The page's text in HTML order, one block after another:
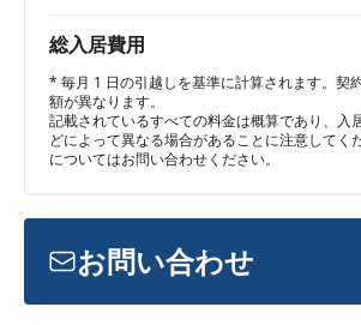
総入居費用
* 毎月 1 日の引越しを基準に計算されます。契
額が異なります。
記載されているすべての料金は概算であり、入
どによって異なる場合があることに注意してく
についてはお問い合わせください。
お問い合わせ